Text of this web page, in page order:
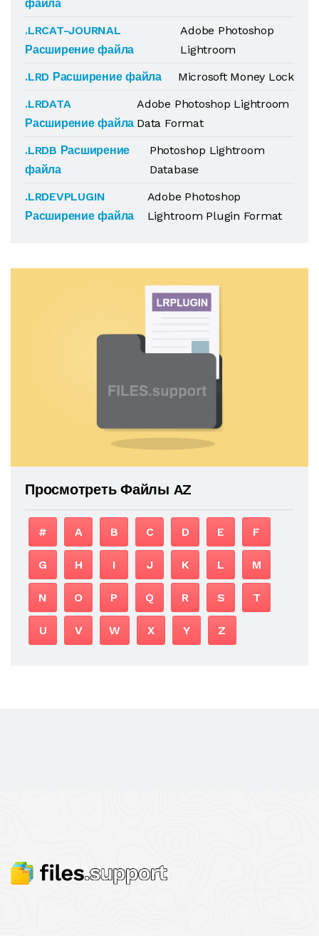
файла
.LRCAT-JOURNAL
Расширение файла
Adobe Photoshop
Lightroom
.LRD Расширение файла
Microsoft Money Lock
.LRDATA
Расширение файла
Adobe Photoshop Lightroom
Data Format
.LRDB Расширение
файла
Photoshop Lightroom
Database
.LRDEVPLUGIN
Расширение файла
Adobe Photoshop
Lightroom Plugin Format
Просмотреть Файлы AZ
# A B C D E F
G H I J K L M
N O P Q R S T
U V W X Y Z